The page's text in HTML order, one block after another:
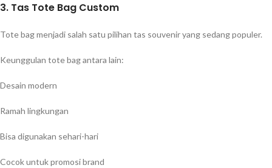
3. Tas Tote Bag Custom
Tote bag menjadi salah satu pilihan tas souvenir yang sedang populer.
Keunggulan tote bag antara lain:
Desain modern
Ramah lingkungan
Bisa digunakan sehari-hari
Cocok untuk promosi brand